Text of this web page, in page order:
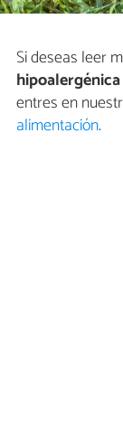
Si deseas leer
entres en
alimentación.